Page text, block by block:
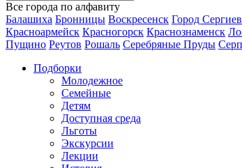
Все города по алфавиту
Балашиха Бронницы Воскресенск Город
Красноармейск Красногорск Краснознаменск
Пущино Реутов Рошаль Серебряные Пруды
Подборки
Молодежное
Семейные
Детям
Доступная среда
Льготы
Экскурсии
Лекции